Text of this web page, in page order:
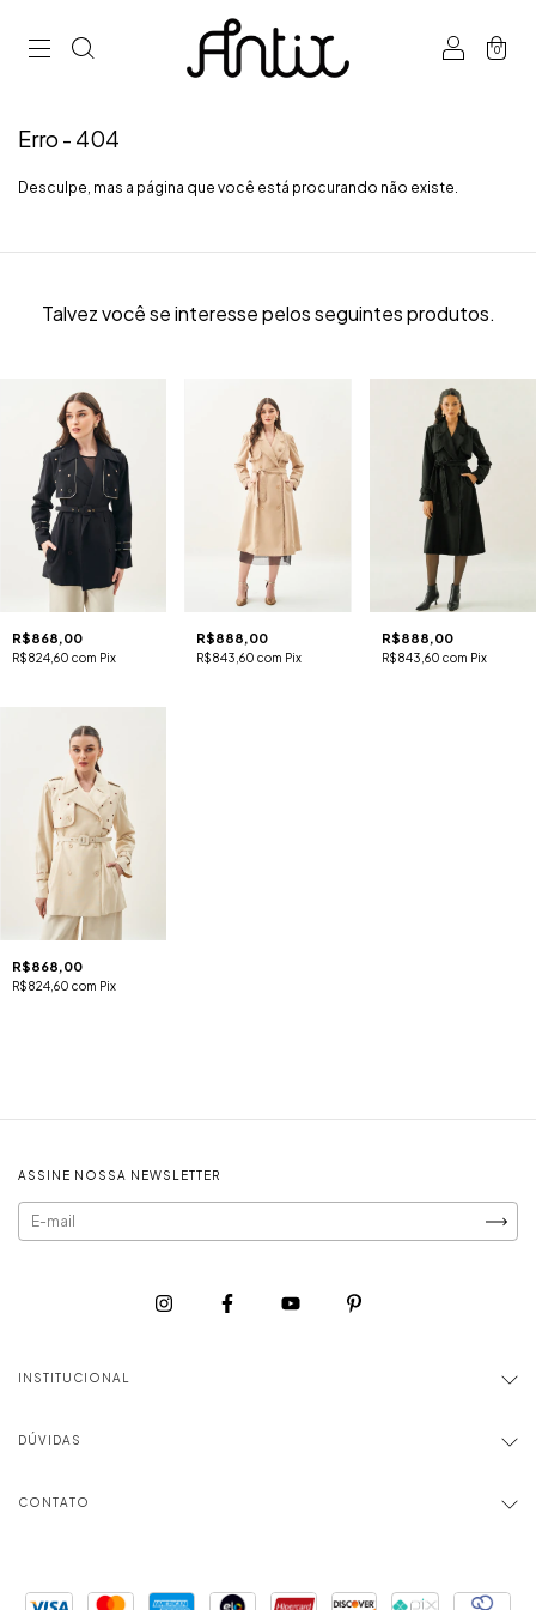
0
Erro - 404
Desculpe, mas a página que você está procurando não existe.
Talvez você se interesse pelos seguintes produtos.
R$868,00
R$824,60 com Pix
R$888,00
R$843,60com Pix
R$888,00
R$843,60 com Pix
R$868,00
R$824,60 com Pix
ASSINE NOSSA NEWSLETTER
INSTITUCIONAL
DÚVIDAS
CONTATO